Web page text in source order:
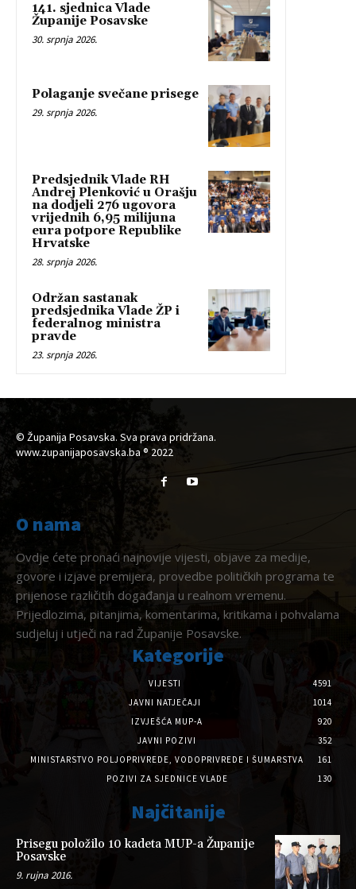
141. sjednica Vlade
Županije Posavske
30. srpnja 2026.
Polaganje svečane prisege
29. srpnja 2026.
Predsjednik Vlade RH
Andrej Plenković u Orašju
na dodjeli 276 ugovora
vrijednih 6,95 milijuna
eura potpore Republike
Hrvatske
28. srpnja 2026.
Održan sastanak
predsjednika Vlade ŽP i
federalnog ministra
pravde
23. srpnja 2026.
© Županija Posavska. Sva prava pridržana.
www.zupanijaposavska.ba ® 2022
O nama
Ovdje ćete pronaći najnovije vijesti, objave za medije,
govore i izjave premijera, provedbe političkih programa te
prijenose različitih događanja u realnom vremenu.
Prijedlozima, pitanjima, komentarima, kritikama i pohvalama
sudjeluj i utječi na rad Županije Posavske.
Kategorije
VIJESTI
4591
JAVNI NATJEČAJI
1014
IZVJEŠĆA MUP-A
920
JAVNI POZIVI
352
MINISTARSTVO POLJOPRIVREDE, VODOPRIVREDE I ŠUMARSTVA
161
POZIVI ZA SJEDNICE VLADE
130
Najčitanije
Prisegu položilo 10 kadeta MUP-a Županije
Posavske
9. rujna 2016.